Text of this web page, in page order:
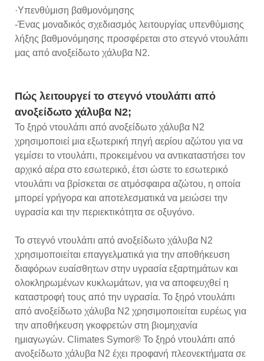
·Υπενθύμιση βαθμονόμησης
-Ένας μοναδικός σχεδιασμός λειτουργίας υπενθύμισης
λήξης βαθμονόμησης προσφέρεται στο στεγνό ντουλάπι
μας από ανοξείδωτο χάλυβα N2.
Πώς λειτουργεί το στεγνό ντουλάπι από
ανοξείδωτο χάλυβα N2;
Το ξηρό ντουλάπι από ανοξείδωτο χάλυβα N2
χρησιμοποιεί μια εξωτερική πηγή αερίου αζώτου για να
γεμίσει το ντουλάπι, προκειμένου να αντικαταστήσει τον
αρχικό αέρα στο εσωτερικό, έτσι ώστε το εσωτερικό
ντουλάπι να βρίσκεται σε ατμόσφαιρα αζώτου, η οποία
μπορεί γρήγορα και αποτελεσματικά να μειώσει την
υγρασία και την περιεκτικότητα σε οξυγόνο.
Το στεγνό ντουλάπι από ανοξείδωτο χάλυβα N2
χρησιμοποιείται επαγγελματικά για την αποθήκευση
διαφόρων ευαίσθητων στην υγρασία εξαρτημάτων και
ολοκληρωμένων κυκλωμάτων, για να αποφευχθεί η
καταστροφή τους από την υγρασία. Το ξηρό ντουλάπι
από ανοξείδωτο χάλυβα N2 χρησιμοποιείται ευρέως για
την αποθήκευση γκοφρετών στη βιομηχανία
ημιαγωγών. Climates Symor® Το ξηρό ντουλάπι από
ανοξείδωτο χάλυβα N2 έχει προφανή πλεονεκτήματα σε